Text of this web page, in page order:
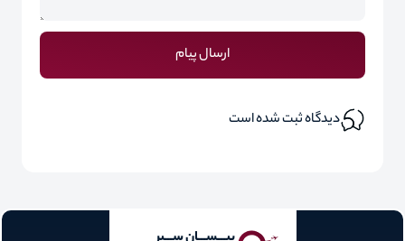
ارسال پیام
دیدگاه ثبت شده است